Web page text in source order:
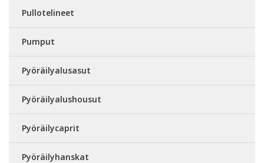
Pullotelineet
Pumput
Pyöräilyalusasut
Pyöräilyalushousut
Pyöräilycaprit
Pyöräilyhanskat